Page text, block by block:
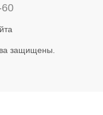
защищены.